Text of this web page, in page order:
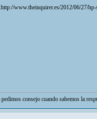
www.theinquirer.es/2012/06/27/hp-
consejo cuando sabemos la